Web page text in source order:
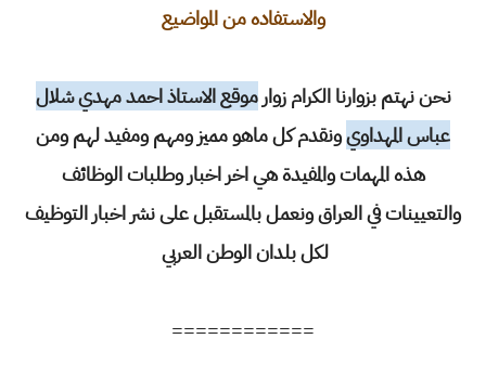
والاستفاده من المواضيع
نحن نهتم بزوارنا الكرام زوارموقع الاستاذ احمد مهدي شلال
عباس المهداويونقدم كل ماهو مميز ومهم ومفيد لهم ومن
هذه المهمات والمفيدة هي اخر اخبار وطلبات الوظائف
والتعيينات في العراق ونعمل بالمستقبل على نشر اخبار التوظيف
لكل بلدان الوطن العربي
============